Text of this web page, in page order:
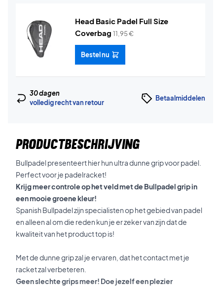
Head Basic Padel Full Size
Coverbag 11,95€
Bestel nu
30 dagen
volledig recht van retour
Betaalmiddelen
PRODUCTBESCHRIJVING
Bullpadel presenteert hier hun ultra dunne grip voor padel.
Perfect voor je padelracket!
Krijg meer controle op het veld met de Bullpadel grip in
een mooie groene kleur!
Spanish Bullpadel zijn specialisten op het gebied van padel
en alleen al om die reden kun je er zeker van zijn dat de
kwaliteit van het product top is!
Met de dunne grip zal je ervaren, dat het contact met je
racket zal verbeteren.
Geen slechte grips meer! Doe jezelf een plezier